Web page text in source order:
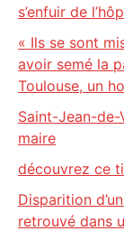
s’enfuir de
« Ils se sont
avoir semé la
Toulouse, un
Saint-Jean-de-
maire
découvrez ce
Disparition
retrouvé dans